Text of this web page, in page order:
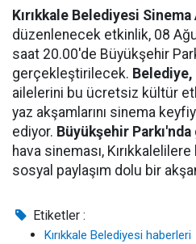
Kırıkkale Belediyesi Sinema
düzenlenecek etkinlik, 08
saat 20.00'de Büyükşehir
gerçekleştirilecek. Belediye,
ailelerini bu ücretsiz kültür
yaz akşamlarını sinema
ediyor. Büyükşehir Parkı'nda
hava sineması,
sosyal paylaşım dolu bir
Etiketler :
Kırıkkale Belediyesi haberleri